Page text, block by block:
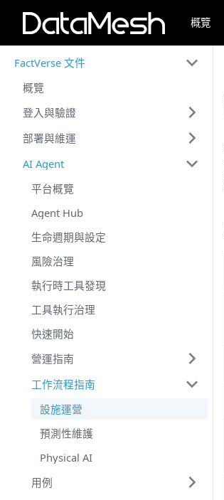
概覽
FactVerse 文件
概覽
登入與驗證
部署與維運
AI Agent
平台概覽
Agent Hub
生命週期與設定
風險治理
執行時工具發現
工具執行治理
快速開始
營運指南
工作流程指南
設施運營
預測性維護
Physical AI
用例